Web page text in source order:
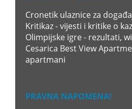
Cronetik ulaznice za
Kritikaz - vijesti i kritike o
Olimpijske igre - rezultati,
Cesarica Best View
apartmani
PRAVNA NAPOMENA!